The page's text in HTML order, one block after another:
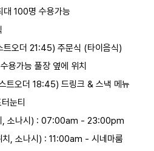
대 100명 수용가능
오더 21:45) 주문식 (타이음식)
용가능 풀장 옆에 위치
오더 18:45) 드링크 & 스낵 메뉴
눈티
, 소나시) : 07:00am - 23:00pm
, 소나시) : 11:00am - 시네마룸